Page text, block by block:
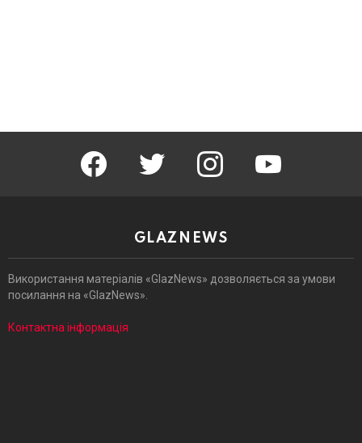
facebook twitter instagram youtube
GLAZNEWS
Використання матеріалів «GlazNews» дозволяється за умови
посилання на «GlazNews».
Контактна інформація